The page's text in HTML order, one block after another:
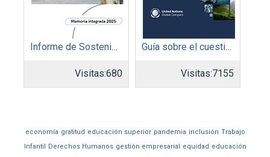
Informe de Sostenibilidad 2025: Parque Arauco
Visitas:680
Guía sobre el cuestionario: Comunicación de Progreso
Visitas:7155
economía gratitud educación superior pandemia inclusión Trabajo
Infantil
Derechos Humanos gestión empresarial equidad educación